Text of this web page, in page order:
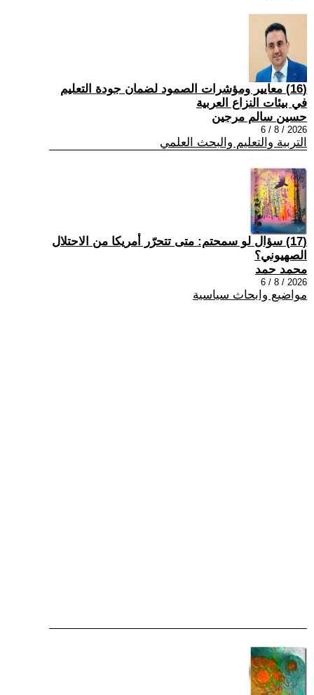
(16) معايير ومؤشرات الصمود لضمان جودة التعليم
في بيئات النزاع العربية
حسين سالم مرجين
2026 / 8 / 6
التربية والتعليم والبحث العلمي
(17) سؤال لو سمحتم: متى تتحرّر أمريكا من الاحتلال
الصهيوني؟
محمد حمد
2026 / 8 / 6
مواضيع وابحاث سياسية